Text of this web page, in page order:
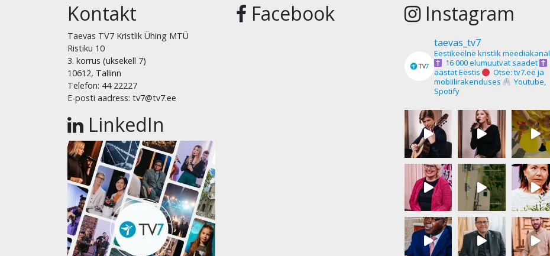
Kontakt
Taevas TV7 Kristlik Ühing MTÜ
Ristiku 10
3. korrus (uksekell 7)
10612, Tallinn
Telefon: 44 22227
E-posti aadress: tv7@tv7.ee
LinkedIn
Facebook Instagram
taevas_tv7
Eestikeelne kristlik meediakanal
16 000 elumuutvat saadet
aastat Eestis
Otse: tv7.ee ja
mobiilirakenduses
Youtube,
Spotify